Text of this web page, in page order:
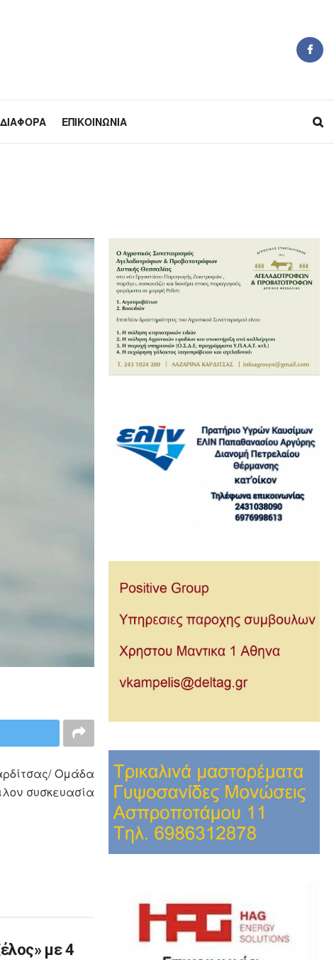
ΔΙΆΦΟΡΑ ΕΠΙΚΟΙΝΩΝΊΑ
Ομάδα
συσκευασία
με 4